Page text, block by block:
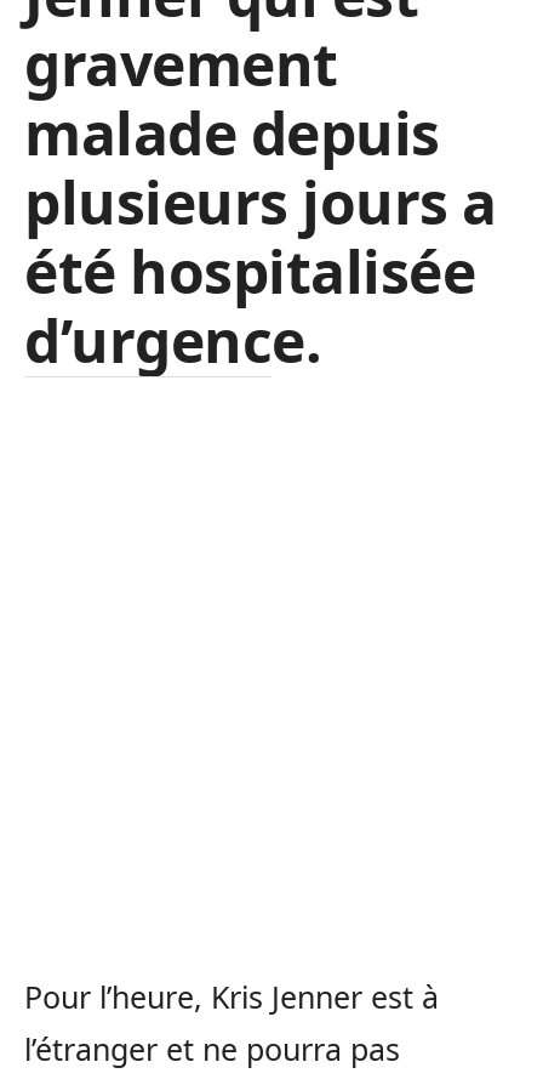
gravement
malade depuis
plusieurs jours a
été hospitalisée
d’urgence.
Pour l’heure, Kris Jenner est à
l’étranger et ne pourra pas